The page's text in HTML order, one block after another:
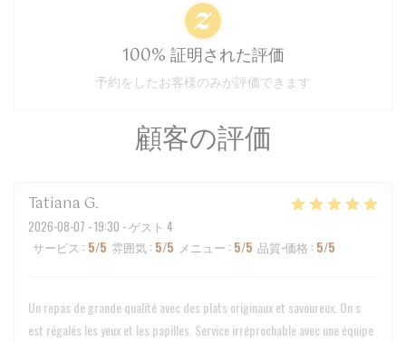
顧客の評価
TatianaG
2026-08-07 - 19:30 - ゲスト 4
サービス : 5/5 雰囲気 : 5/5 メニュー : 5/5 品質-価格 : 5/5
Un repas de grande qualité avec des plats originaux et savoureux. On s
est régalés les yeux et les papilles. Service irréprochable avec une équipe
100% 証明された評価
予約をしたお客様のみが評価できます